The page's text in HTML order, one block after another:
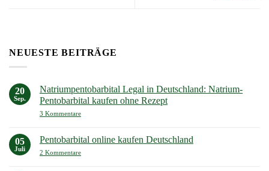
NEUESTE BEITRÄGE
20
Sep.
Natriumpentobarbital Legal in Deutschland: Natrium-
Pentobarbital kaufen ohne Rezept
3 Kommentarezu
in
Deutschland:
Natrium-
05
Juli
Pentobarbital online kaufen Deutschland
2 Kommentarezu